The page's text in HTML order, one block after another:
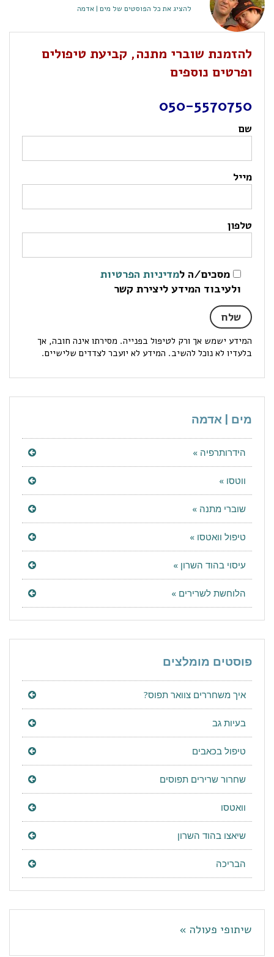
להציג את כל הפוסטים של מים | אדמה
להזמנת שוברי מתנה, קביעת טיפולים
ופרטים נוספים
050-5570750
שם
מייל
טלפון
מסכים/ה למדיניות הפרטיות
ולעיבוד המידע ליצירת קשר
המידע ישמש אך ורק לטיפול בפנייה. מסירתו אינה חובה, אך
בלעדיו לא נוכל להשיב. המידע לא יועבר לצדדים שלישיים.
מים | אדמה
הידרותרפיה »
ווטסו »
שוברי מתנה »
טיפול וואטסו »
עיסוי בהוד השרון »
הלוחשת לשרירים »
פוסטים מומלצים
איך משחררים צוואר תפוס?
בעיות גב
טיפול בכאבים
שחרור שרירים תפוסים
וואטסו
שיאצו בהוד השרון
הבריכה
שיתופי פעולה »